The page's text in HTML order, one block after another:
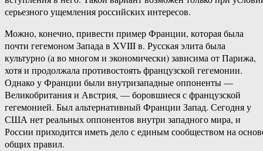
серьезного ущемления российских интересов.
Можно, конечно, привести пример Франции, которая была
почти гегемоном Запада в XVIII в. Русская элита была
культурно (а во многом и экономически) зависима от Парижа,
хотя и продолжала противостоять французской гегемонии.
Однако у Франции были внутризападные оппоненты —
Великобритания и Австрия, — боровшиеся с французской
гегемонией. Был альтернативный Франции Запад. Сегодня у
США нет реальных оппонентов внутри западного мира, и
России приходится иметь дело с единым сообществом на
общих правил.